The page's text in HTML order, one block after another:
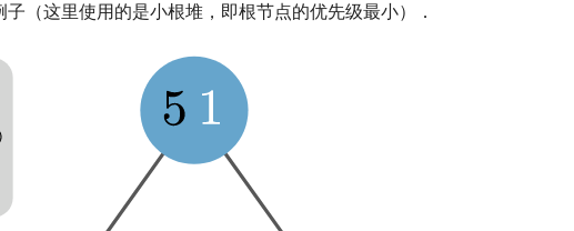
（这里使用的是小根堆，即根节点的优先级最小）．